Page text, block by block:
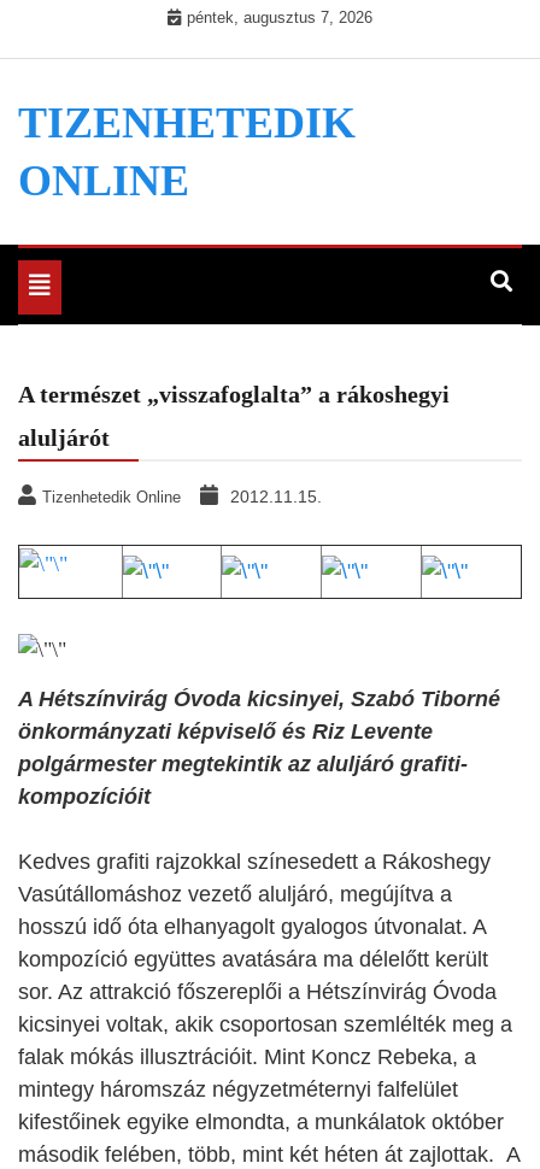
péntek, augusztus 7, 2026
TIZENHETEDIK
ONLINE
Toggle
navigation
A természet „visszafoglalta” a rákoshegyi
aluljárót
Tizenhetedik Online 2012.11.15.
A Hétszínvirág Óvoda kicsinyei, Szabó Tiborné
önkormányzati képviselő és Riz Levente
polgármester megtekintik az aluljáró grafiti-
kompozícióit
Kedves grafiti rajzokkal színesedett a Rákoshegy
Vasútállomáshoz vezető aluljáró, megújítva a
hosszú idő óta elhanyagolt gyalogos útvonalat. A
kompozíció együttes avatására ma délelőtt került
sor. Az attrakció főszereplői a Hétszínvirág Óvoda
kicsinyei voltak, akik csoportosan szemlélték meg a
falak mókás illusztrációit. Mint Koncz Rebeka, a
mintegy háromszáz négyzetméternyi falfelület
kifestőinek egyike elmondta, a munkálatok október
második felében, több, mint két héten át zajlottak. A